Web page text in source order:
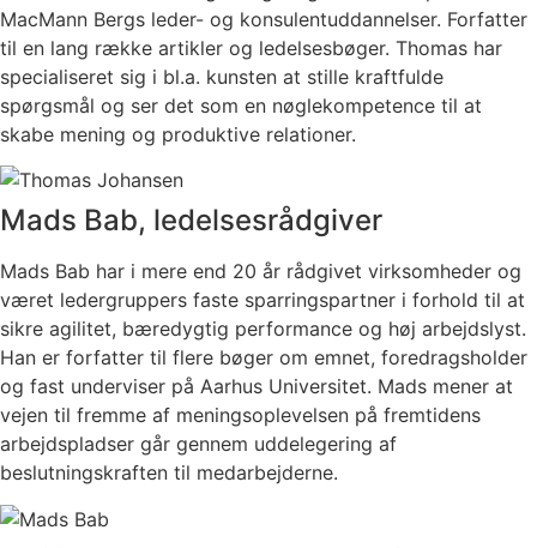
MacMann Bergs leder- og konsulentuddannelser. Forfatter
til en lang række artikler og ledelsesbøger. Thomas har
specialiseret sig i bl.a. kunsten at stille kraftfulde
spørgsmål og ser det som en nøglekompetence til at
skabe mening og produktive relationer.
Mads Bab, ledelsesrådgiver
Mads Bab har i mere end 20 år rådgivet virksomheder og
været ledergruppers faste sparringspartner i forhold til at
sikre agilitet, bæredygtig performance og høj arbejdslyst.
Han er forfatter til flere bøger om emnet, foredragsholder
og fast underviser på Aarhus Universitet. Mads mener at
vejen til fremme af meningsoplevelsen på fremtidens
arbejdspladser går gennem uddelegering af
beslutningskraften til medarbejderne.